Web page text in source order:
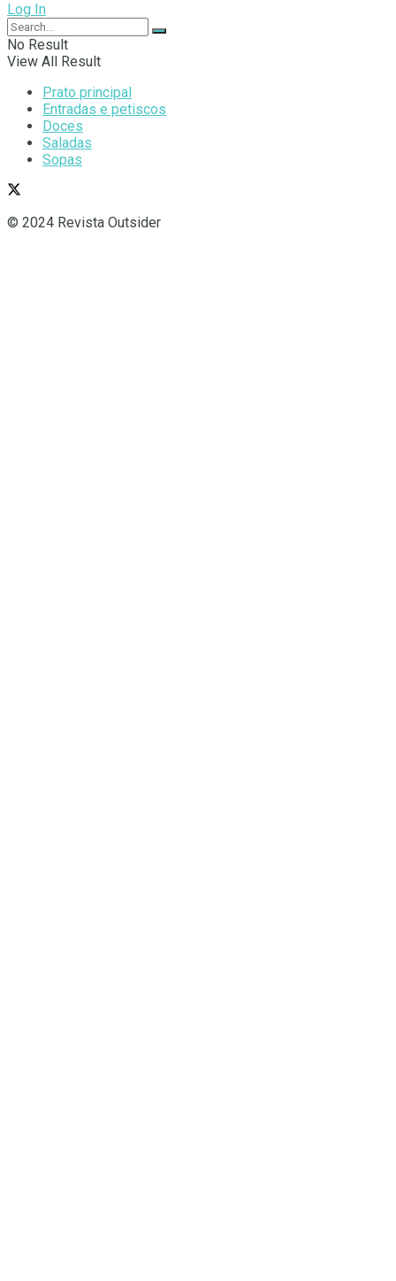
Log In
No Result
View All Result
Prato principal
Entradas e petiscos
Doces
Saladas
Sopas
© 2024 Revista Outsider